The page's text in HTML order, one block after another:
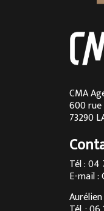
Cuisine
Cuisine
Cuisine
CMA
600 rue
73290
Tél : 04
E-mail :